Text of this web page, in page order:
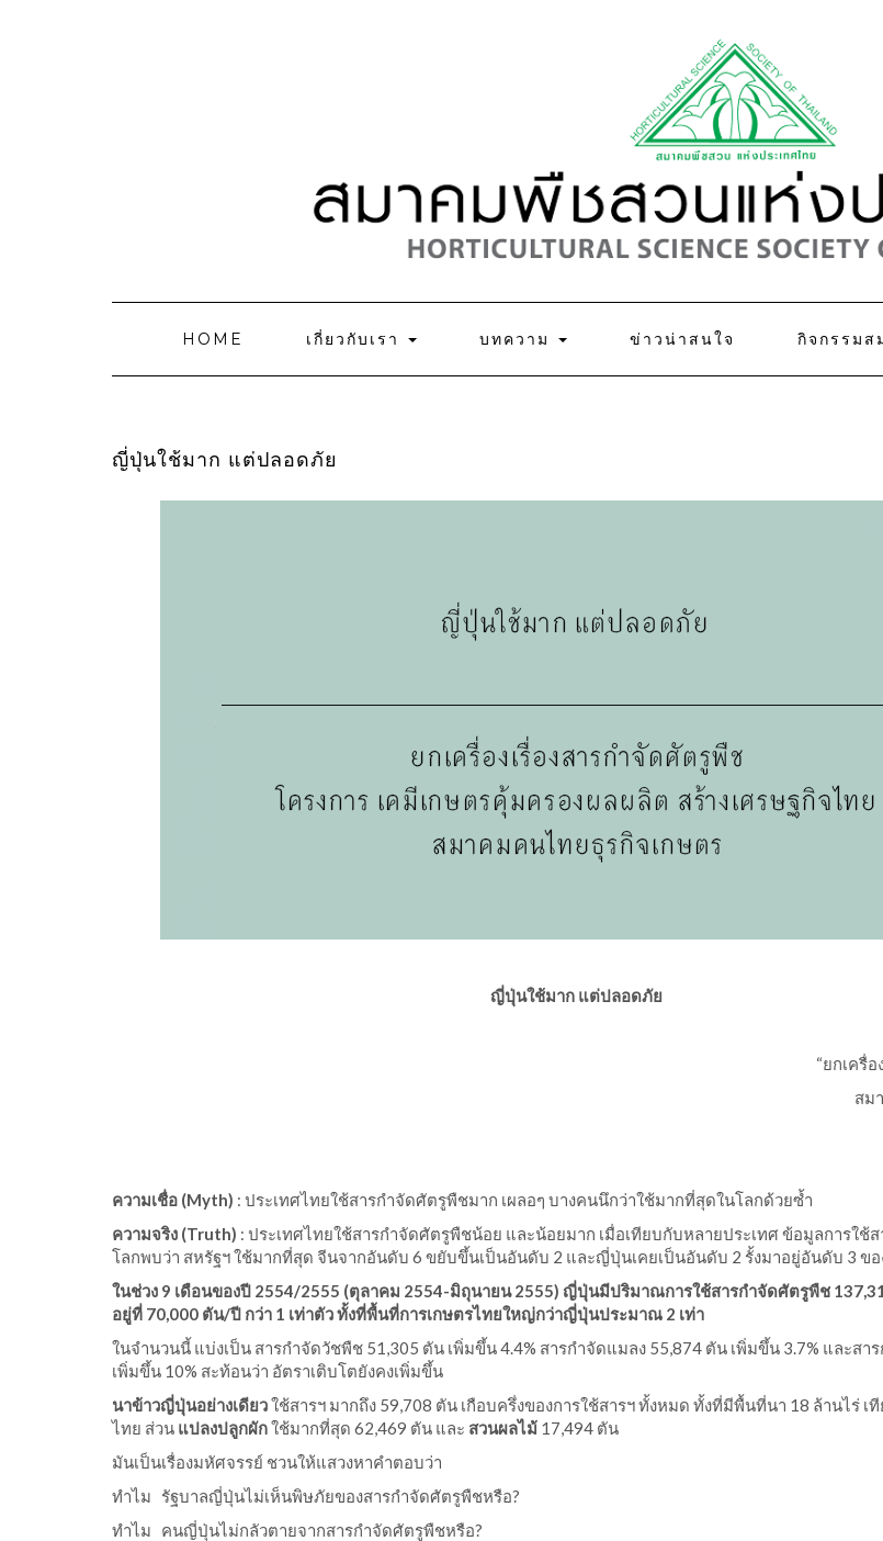
HOME เกี่ยวกับเรา บทความ ข่าวน่าสนใจ กิจกรรมส
ญี่ปุ่นใช้มาก แต่ปลอดภัย
ญี่ปุ่นใช้มาก แต่ปลอดภัย
“ยกเครื่
สม
ความเชื่อ (Myth) : ประเทศไทยใช้สารกำจัดศัตรูพืชมาก เผลอๆ บางคนนึกว่าใช้มากที่สุดในโลกด้วยซ้ำ
ความจริง (Truth) : ประเทศไทยใช้สารกำจัดศัตรูพืชน้อย และน้อยมาก เมื่อเทียบกับหลายประเทศ ข้อมูลการใช้
โลกพบว่า สหรัฐฯ ใช้มากที่สุด จีนจากอันดับ 6 ขยับขึ้นเป็นอันดับ 2 และญี่ปุ่นเคยเป็นอันดับ 2 รั้งมาอยู่อันดับ 3 ขอ
ในช่วง 9 เดือนของปี 2554/2555 (ตุลาคม 2554-มิถุนายน 2555) ญี่ปุ่นมีปริมาณการใช้สารกำจัดศัตรูพืช
อยู่ที่ 70,000 ตัน/ปี กว่า 1 เท่าตัว ทั้งที่พื้นที่การเกษตรไทยใหญ่กว่าญี่ปุ่นประมาณ 2 เท่า
ในจำนวนนี้ แบ่งเป็น สารกำจัดวัชพืช 51,305 ตัน เพิ่มขึ้น 4.4% สารกำจัดแมลง 55,874 ตัน เพิ่มขึ้น 3.7% และสา
เพิ่มขึ้น 10% สะท้อนว่า อัตราเติบโตยังคงเพิ่มขึ้น
นาข้าวญี่ปุ่นอย่างเดียวใช้สารฯ มากถึง 59,708 ตัน เกือบครึ่งของการใช้สารฯ ทั้งหมด ทั้งที่มีพื้นที่นา 18 ล้านไร่ เ
ไทย ส่วน แปลงปลูกผักใช้มากที่สุด 62,469 ตัน และ สวนผลไม้ 17,494 ตัน
มันเป็นเรื่องมหัศจรรย์ ชวนให้แสวงหาคำตอบว่า
ทำไม รัฐบาลญี่ปุ่นไม่เห็นพิษภัยของสารกำจัดศัตรูพืชหรือ?
ทำไม คนญี่ปุ่นไม่กลัวตายจากสารกำจัดศัตรูพืชหรือ?